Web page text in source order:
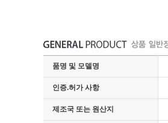
품명 및 모델명
인증.허가 사항
제조국 또는 원산지